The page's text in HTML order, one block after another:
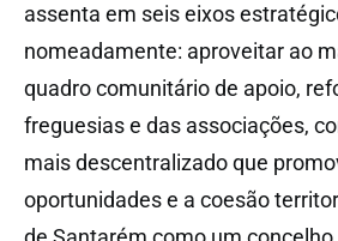
assenta em seis eixos
nomeadamente: aproveitar ao
quadro comunitário de apoio,
freguesias e das associações,
mais descentralizado que
oportunidades e a coesão